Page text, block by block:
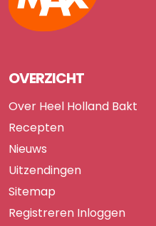
OVERZICHT
Over Heel Holland Bakt
Recepten
Nieuws
Uitzendingen
Sitemap
Registreren Inloggen